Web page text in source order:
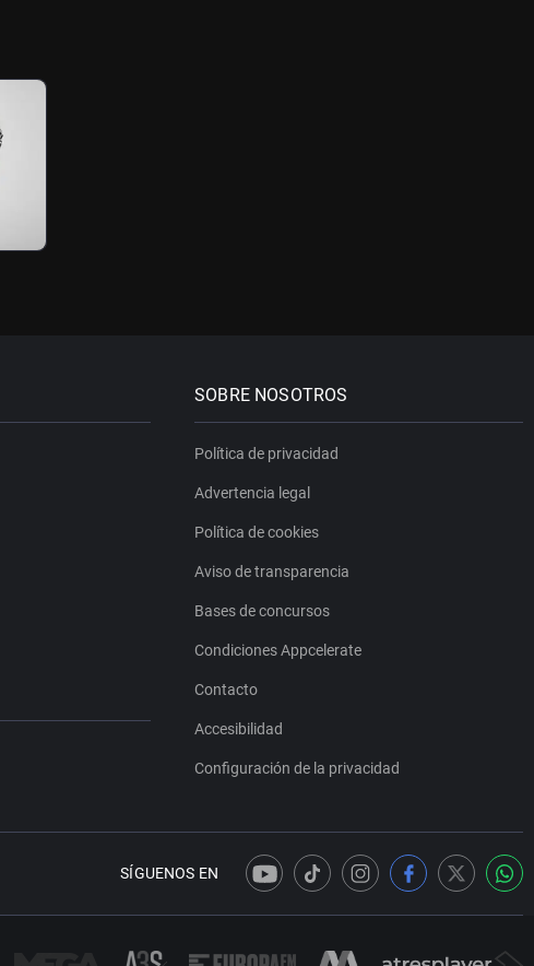
SOBRE NOSOTROS
Política de privacidad
Advertencia legal
Política de cookies
Aviso de transparencia
Bases de concursos
Condiciones Appcelerate
Contacto
Accesibilidad
Configuración de la privacidad
SÍGUENOS EN